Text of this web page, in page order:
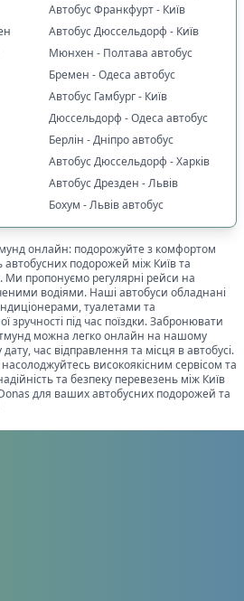
Автобус Франкфурт - Київ
Автобус Дюссельдорф - Київ
Мюнхен - Полтава автобус
Бремен - Одеса автобус
Автобус Гамбург - Київ
Дюссельдорф - Одеса автобус
Берлін - Дніпро автобус
Автобус Дюссельдорф - Харків
Автобус Дрезден - Львів
Бохум - Львів автобус
онлайн: подорожуйте з комфортом
автобусних подорожей між Київта
Ми пропонуємо регулярні рейси на
водіями. Наші автобуси обладнані
туалетами та
під час поїздки. Забронювати
можна легко онлайн на нашому
час відправлення та місця в автобусі.
високоякісним сервісом та
та безпеку перевезень між Київ
для ваших автобусних подорожей та